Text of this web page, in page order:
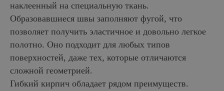
наклеенный на специальную ткань.
Образовавшиеся швы заполняют фугой, что
позволяет получить эластичное и довольно легкое
полотно. Оно подходит для любых типов
поверхностей, даже тех, которые отличаются
сложной геометрией.
Гибкий кирпич обладает рядом преимуществ.